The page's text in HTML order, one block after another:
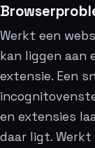
Werkt een
kan liggen aan
extensie. Een
en extensies
daar ligt.